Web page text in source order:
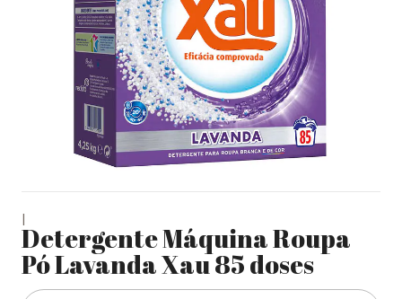
|
Detergente Máquina Roupa
Pó Lavanda Xau 85 doses